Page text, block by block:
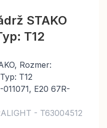
STAKO
T12
Rozmer:
T12
E20 67R-
- T63004512